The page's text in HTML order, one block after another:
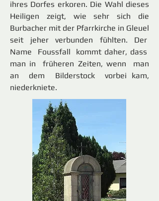
ihres Dorfes erkoren. Die Wahl dieses
Heiligen zeigt, wie sehr sich die
Burbacher mit der Pfarrkirche in Gleuel
seit jeher verbunden fühlten. Der
Name Foussfall kommt daher, dass
man in früheren Zeiten, wenn man
an dem Bilderstock vorbei kam,
niederkniete.